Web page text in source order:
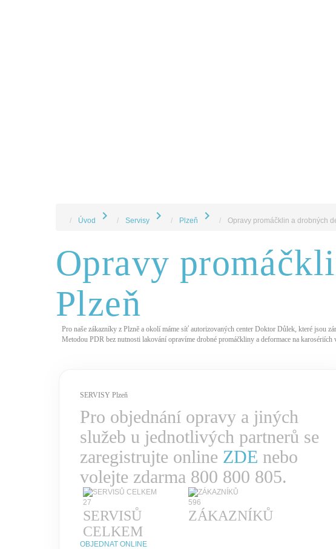
Úvod chevron_right Servisy chevron_right Plzeň chevron_right Opravy promáčklin a drobných
Opravy
Plzeň
Pro naše zákazníky z Plzně a okolí máme síť autorizovaných center Doktor Důlek, které jsou
Metodou PDR bez nutnosti lakování opravíme drobné promáčkliny a deformace na
SERVISY Plzeň
Pro objednání opravy a jiných
služeb u jednotlivých partnerů se
zaregistrujte online ZDE nebo
volejte zdarma 800 800 805.
27
SERVISŮ
CELKEM
596
ZÁKAZNÍKŮ
OBJEDNAT ONLINE